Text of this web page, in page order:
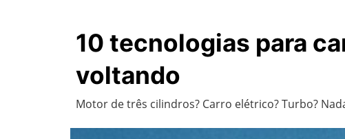
10 tecnologias para
voltando
Motor de três cilindros? Carro elétrico? Turbo?